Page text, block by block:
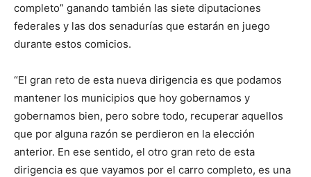
completo” ganando también las siete diputaciones
federales y las dos senadurías que estarán en juego
durante estos comicios.
“El gran reto de esta nueva dirigencia es que podamos
mantener los municipios que hoy gobernamos y
gobernamos bien, pero sobre todo, recuperar aquellos
que por alguna razón se perdieron en la elección
anterior. En ese sentido, el otro gran reto de esta
dirigencia es que vayamos por el carro completo, es una